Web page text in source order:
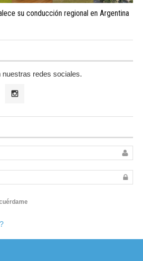
su conducción regional en Argentina
redes sociales.